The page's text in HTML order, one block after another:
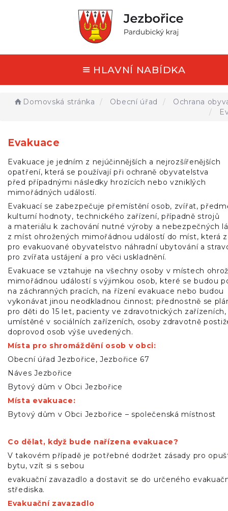
HLAVNÍ NABÍDKA
Domovská stránka Obecní úřad
Ochrana
Evakuace
Evakuace je jedním z nejúčinnějších a nejrozšířenějších
opatření, která se používají při ochraně obyvatelstva
před případnými následky hrozících nebo vzniklých
mimořádných událostí.
Evakuací se zabezpečuje přemístění osob, zvířat,
kulturní hodnoty, technického zařízení, případně strojů
a materiálu k zachování nutné výroby a nebezpečných
z míst ohrožených mimořádnou událostí do míst, která
pro evakuované obyvatelstvo náhradní ubytování a
pro zvířata ustájení a pro věci uskladnění.
Evakuace se vztahuje na všechny osoby v místech
mimořádnou událostí s výjimkou osob, které se budou
na záchranných pracích, na řízení evakuace nebo budou
vykonávat jinou neodkladnou činnost; přednostně se
pro děti do 15 let, pacienty ve zdravotnických
umístěné v sociálních zařízeních, osoby zdravotně
doprovod osob výše uvedených.
Místa pro shromáždění osob v obci:
Obecní úřad Jezbořice, Jezbořice 67
Náves Jezbořice
Bytový dům v Obci Jezbořice
Místa evakuace:
Bytový dům v Obci Jezbořice – společenská místnost
Co dělat, když bude nařízena evakuace?
V takovém případě je potřebné dodržet zásady pro
bytu, vzít si s sebou
evakuační zavazadlo a dostavit se do určeného
střediska.
Evakuační zavazadlo